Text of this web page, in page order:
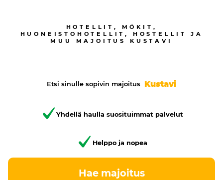
HOTELLIT, MÖKIT,
HUONEISTOHOTELLIT, HOSTELLIT JA
MUU MAJOITUS
KUSTAVI
Etsi sinulle sopivin majoitus Kustavi
Yhdellä haulla suosituimmat palvelut
Helppo ja nopea
Hae majoitus